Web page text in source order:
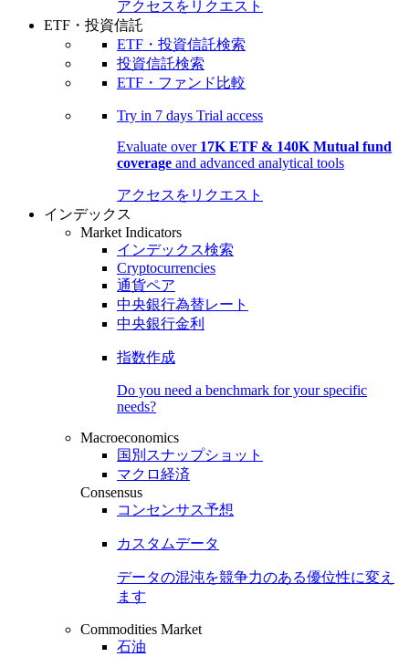
アクセスをリクエスト
ETF・投資信託
ETF・投資信託検索
投資信託検索
ETF・ファンド比較
Try in 7 days Trial access
Evaluate over 17K ETF & 140K Mutual fund
coverage and advanced analytical tools
アクセスをリクエスト
インデックス
Market Indicators
インデックス検索
Cryptocurrencies
通貨ペア
中央銀行為替レート
中央銀行金利
指数作成
Do you need a benchmark for your specific
needs?
Macroeconomics
国別スナップショット
マクロ経済
Consensus
コンセンサス予想
カスタムデータ
データの混沌を競争力のある優位性に変え
ます
Commodities Market
石油